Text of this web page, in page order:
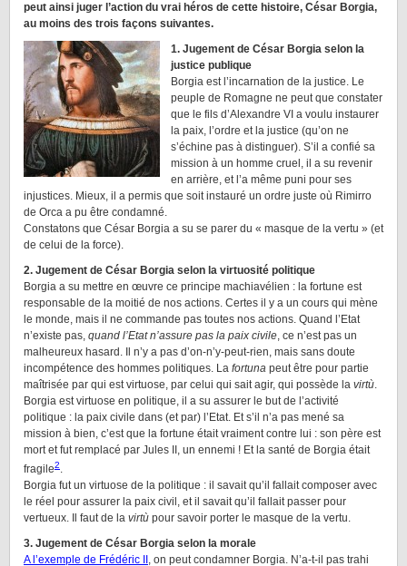
peut ainsi juger l’action du vrai héros de cette histoire, César Borgia,
au moins des trois façons suivantes.
1. Jugement de César Borgia selon la
justice publique
Borgia est l’incarnation de la justice. Le
peuple de Romagne ne peut que constater
que le fils d’Alexandre VI a voulu instaurer
la paix, l’ordre et la justice (qu’on ne
s’échine pas à distinguer). S’il a confié sa
mission à un homme cruel, il a su revenir
en arrière, et l’a même puni pour ses
injustices. Mieux, il a permis que soit instauré un ordre juste où Rimirro
de Orca a pu être condamné.
Constatons que César Borgia a su se parer du « masque de la vertu » (et
de celui de la force).
2. Jugement de César Borgia selon la virtuosité politique
Borgia a su mettre en œuvre ce principe machiavélien : la fortune est
responsable de la moitié de nos actions. Certes il y a un cours qui mène
le monde, mais il ne commande pas toutes nos actions. Quand l’Etat
n’existe pas, quand l’Etat n’assure pas la paix civile, ce n’est pas un
malheureux hasard. Il n’y a pas d’on-n’y-peut-rien, mais sans doute
incompétence des hommes politiques. La fortuna peut être pour partie
maîtrisée par qui est virtuose, par celui qui sait agir, qui possède la virtù.
Borgia est virtuose en politique, il a su assurer le but de l’activité
politique : la paix civile dans (et par) l’Etat. Et s’il n’a pas mené sa
mission à bien, c’est que la fortune était vraiment contre lui : son père est
mort et fut remplacé par Jules II, un ennemi ! Et la santé de Borgia était
fragile2.
Borgia fut un virtuose de la politique : il savait qu’il fallait composer avec
le réel pour assurer la paix civil, et il savait qu’il fallait passer pour
vertueux. Il faut de la virtù pour savoir porter le masque de la vertu.
3. Jugement de César Borgia selon la morale
A l’exemple de Frédéric II , on peut condamner Borgia. N’a-t-il pas trahi